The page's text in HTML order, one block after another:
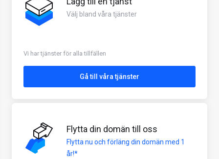
Välj bland våra tjänster
Vi har tjänster för alla tillfällen
Gå till våra tjänster
Flytta din domän till oss
Flytta nu och förläng din domän med 1
år!*